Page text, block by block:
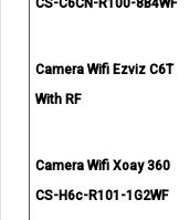
Camera Wifi Ezviz C6T
With RF
Camera Wifi Xoay 360
CS-H6c-R101-1G2WF